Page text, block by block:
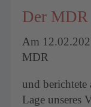
Der MDR
Am
MDR
und
Lage unseres